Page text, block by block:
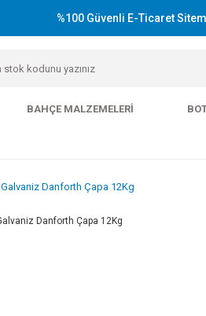
%100 Güvenli E-Ticaret
BAHÇE MALZEMELERI
Galvaniz Danforth Çapa 12Kg